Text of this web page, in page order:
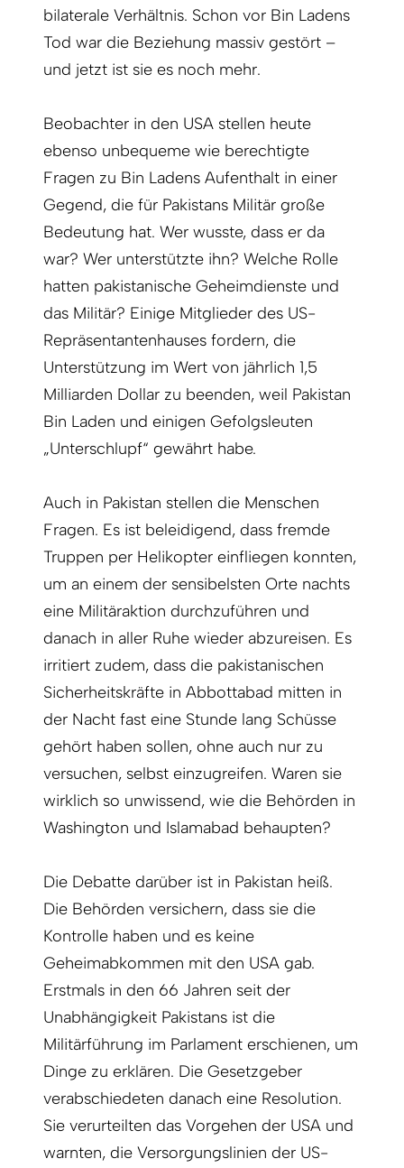
bilaterale Verhältnis. Schon vor Bin Ladens
Tod war die Beziehung massiv gestört –
und jetzt ist sie es noch mehr.
Beobachter in den USA stellen heute
ebenso unbequeme wie berechtigte
Fragen zu Bin Ladens Aufenthalt in einer
Gegend, die für Pakistans Militär große
Bedeutung hat. Wer wusste, dass er da
war? Wer unterstützte ihn? Welche Rolle
hatten pakistanische Geheimdienste und
das Militär? Einige Mitglieder des US-
Repräsentantenhauses fordern, die
Unterstützung im Wert von jährlich 1,5
Milliarden Dollar zu beenden, weil Pakistan
Bin Laden und einigen Gefolgsleuten
„Unterschlupf“ gewährt habe.
Auch in Pakistan stellen die Menschen
Fragen. Es ist beleidigend, dass fremde
Truppen per Helikopter einfliegen konnten,
um an einem der sensibelsten Orte nachts
eine Militäraktion durchzuführen und
danach in aller Ruhe wieder abzureisen. Es
irritiert zudem, dass die pakistanischen
Sicherheitskräfte in Abbottabad mitten in
der Nacht fast eine Stunde lang Schüsse
gehört haben sollen, ohne auch nur zu
versuchen, selbst einzugreifen. Waren sie
wirklich so unwissend, wie die Behörden in
Washington und Islamabad behaupten?
Die Debatte darüber ist in Pakistan heiß.
Die Behörden versichern, dass sie die
Kontrolle haben und es keine
Geheimabkommen mit den USA gab.
Erstmals in den 66 Jahren seit der
Unabhängigkeit Pakistans ist die
Militärführung im Parlament erschienen, um
Dinge zu erklären. Die Gesetzgeber
verabschiedeten danach eine Resolution.
Sie verurteilten das Vorgehen der USA und
warnten, die Versorgungslinien der US-